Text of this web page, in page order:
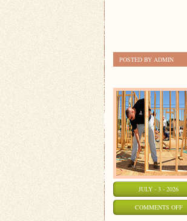
POSTED BY ADMIN
JULY - 3 - 2026
COMMENTS OFFON